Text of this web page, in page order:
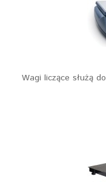
Wagi liczące służą